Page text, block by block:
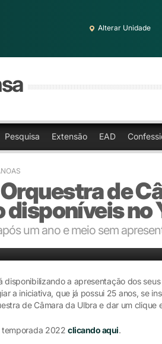
Alterar Unidade
Pesquisa Extensão EAD
de
disponíveis no
um ano e meio sem
disponibilizando a apresentação dos
a iniciativa, que já possui 25 anos, se
de Câmara da Ulbra e dar um clique
temporada 2022clicando aqui.